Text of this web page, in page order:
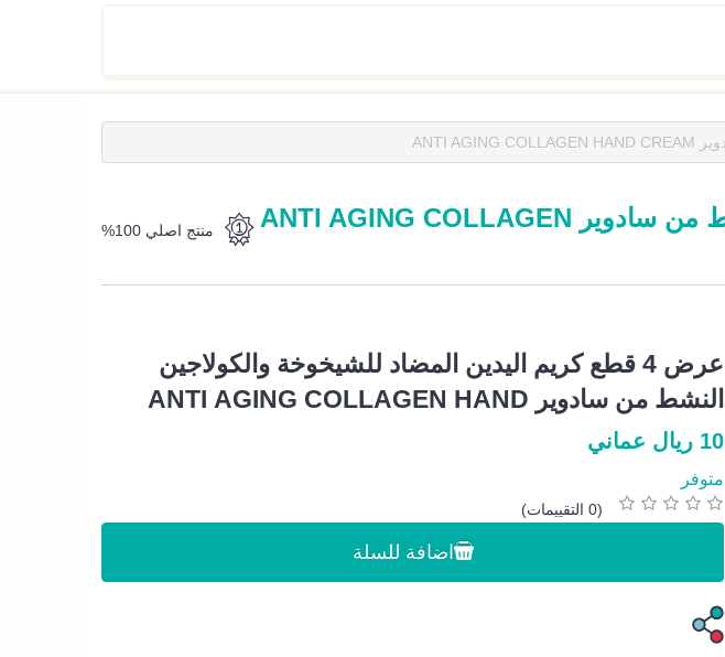
عرض 4 قطع كريم اليدين المضاد للشيخوخة والكولاجين النشط من سادوير ANTI AGING COLLAGEN
منتج اصلي 100%
عرض 4 قطع كريم اليدين المضاد للشيخوخة والكولاجين
النشط من سادوير ANTI AGING COLLAGEN HAND
CREAM
10 ريال عماني
متوفر
(0 التقييمات)
اضافة للسلة